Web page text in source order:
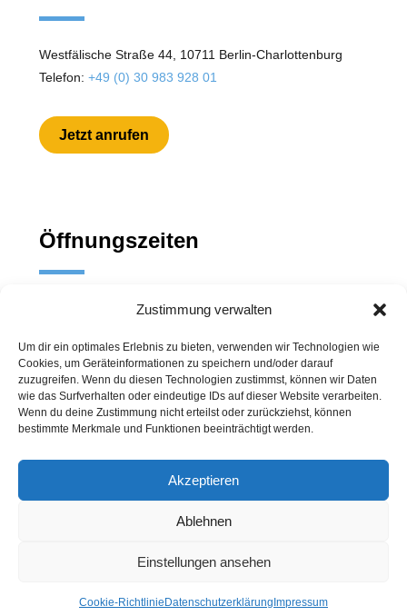
Zustimmung verwalten
Um dir ein optimales Erlebnis zu bieten, verwenden wir Technologien wie
Cookies, um Geräteinformationen zu speichern und/oder darauf
zuzugreifen. Wenn du diesen Technologien zustimmst, können wir Daten
wie das Surfverhalten oder eindeutige IDs auf dieser Website verarbeiten.
Wenn du deine Zustimmung nicht erteilst oder zurückziehst, können
bestimmte Merkmale und Funktionen beeinträchtigt werden.
Akzeptieren
Ablehnen
Einstellungen ansehen
Cookie-Richtlinie Datenschutzerklärung Impressum
Westfälische Straße 44, 10711 Berlin-Charlottenburg
Telefon: +49 (0) 30 983 928 01
Jetzt anrufen
Öffnungszeiten
Mo. - Fr. : 10:00 - 18:00
Routenplaner